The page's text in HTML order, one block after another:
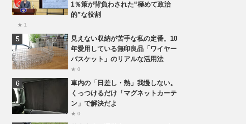
1％策が背負わされた“極めて政治
的”な役割
★ 1
見えない収納が苦手な私の定番。10
年愛用している無印良品「ワイヤー
バスケット」のリアルな活用法
★ 0
車内の「日差し・熱」我慢しない。
くっつけるだけ「マグネットカーテ
ン」で解決だよ
★ 0